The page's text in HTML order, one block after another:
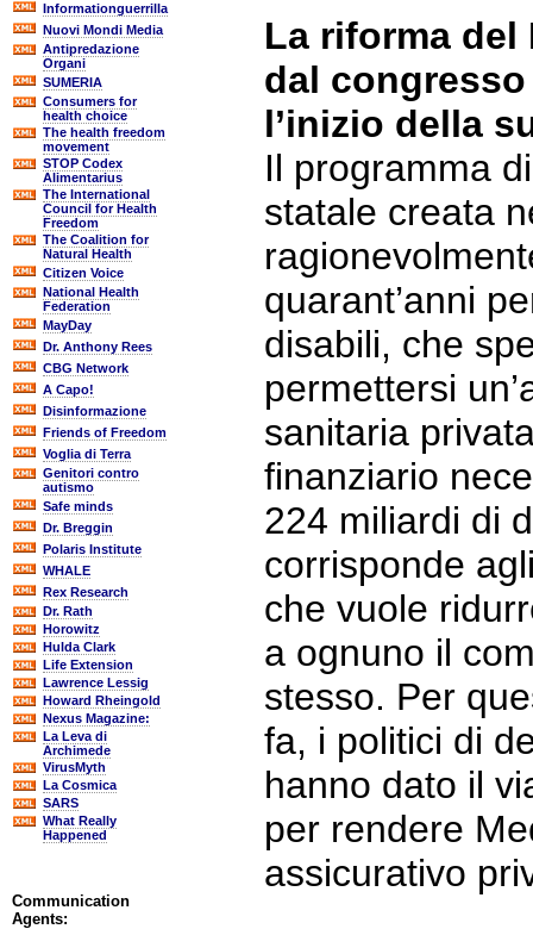
Informationguerrilla
Nuovi Mondi Media
Antipredazione
Organi
SUMERIA
Consumers for
health choice
The health freedom
movement
STOP Codex
Alimentarius
The International
Council for Health
Freedom
The Coalition for
Natural Health
Citizen Voice
National Health
Federation
MayDay
Dr. Anthony Rees
CBG Network
A Capo!
Disinformazione
Friends of Freedom
Voglia di Terra
Genitori contro
autismo
Safe minds
Dr. Breggin
Polaris Institute
WHALE
Rex Research
Dr. Rath
Horowitz
Hulda Clark
Life Extension
Lawrence Lessig
Howard Rheingold
Nexus Magazine:
La Leva di
Archimede
VirusMyth
La Cosmica
SARS
What Really
Happened
Communication
Agents:
La riforma del
dal
l’inizio della
Il programma
statale creata
quarant’anni
disabili, che
permettersi
sanitaria
finanziario
224 miliardi di
corrisponde
che vuole
a ognuno il
stesso. Per
fa, i politici di
hanno dato il
per rendere
assicurativo